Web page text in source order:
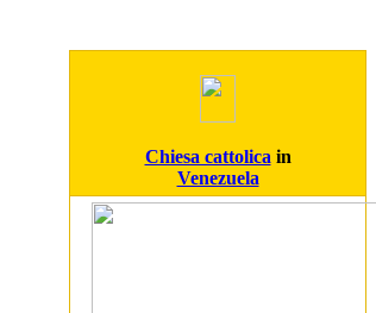
Chiesa cattolicain
Venezuela